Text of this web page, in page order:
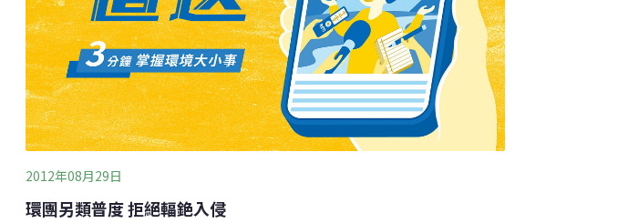
2012年08月29日
環團另類普度 拒絕輻銫入侵